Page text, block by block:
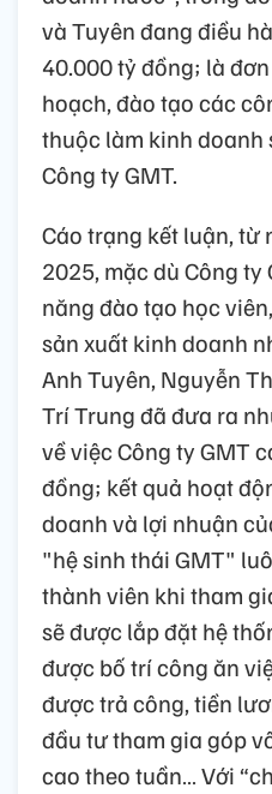
và Tuyên đang điều
40.000 tỷ đồng; là
hoạch, đào tạo các
thuộc làm kinh
Công ty GMT.
Cáo trạng kết luận, từ
2025, mặc dù Công
năng đào tạo học
sản xuất kinh doanh
Anh Tuyên, Nguyễn
Trí Trung đã đưa ra
về việc Công ty GMT
đồng; kết quả hoạt
doanh và lợi nhuận
"hệ sinh thái GMT"
thành viên khi tham
sẽ được lắp đặt hệ
được bố trí công ăn
được trả công, tiền
đầu tư tham gia góp
cao theo tuần… Với